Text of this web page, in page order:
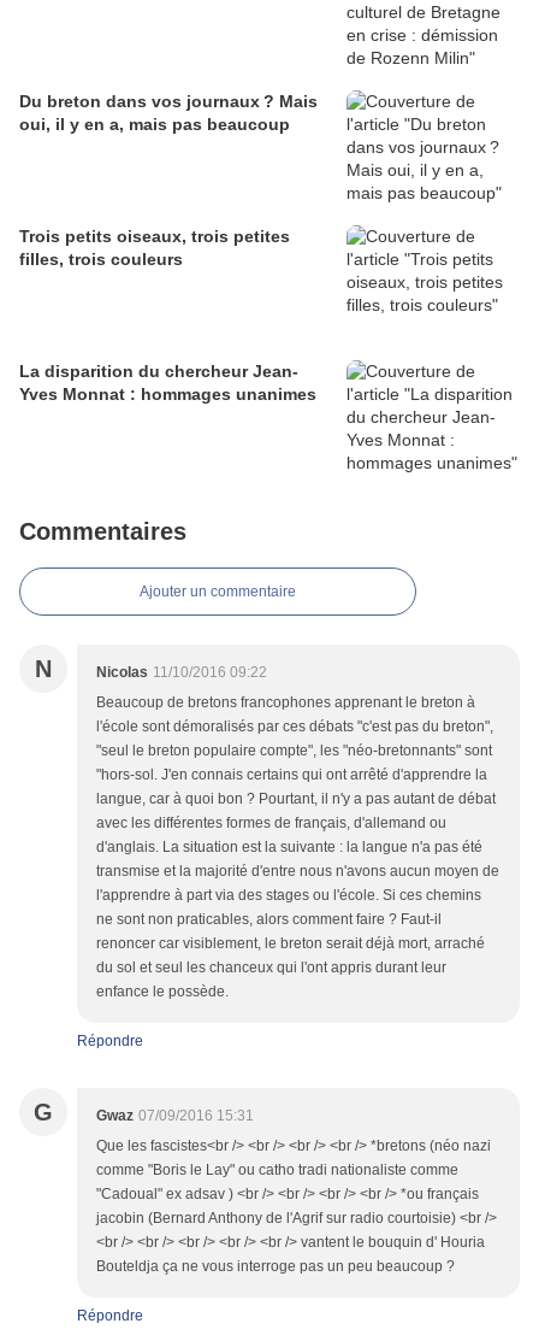
Du breton dans vos journaux ? Mais
oui, il y en a, mais pas beaucoup
Trois petits oiseaux, trois petites
filles, trois couleurs
La disparition du chercheur Jean-
Yves Monnat : hommages unanimes
Commentaires
Ajouter un commentaire
N Nicolas 11/10/2016 09:22
Beaucoup de bretons francophones apprenant le breton à
l'école sont démoralisés par ces débats "c'est pas du breton",
"seul le breton populaire compte", les "néo-bretonnants" sont
"hors-sol. J'en connais certains qui ont arrêté d'apprendre la
langue, car à quoi bon ? Pourtant, il n'y a pas autant de débat
avec les différentes formes de français, d'allemand ou
d'anglais. La situation est la suivante : la langue n'a pas été
transmise et la majorité d'entre nous n'avons aucun moyen de
l'apprendre à part via des stages ou l'école. Si ces chemins
ne sont non praticables, alors comment faire ? Faut-il
renoncer car visiblement, le breton serait déjà mort, arraché
du sol et seul les chanceux qui l'ont appris durant leur
enfance le possède.
Répondre
G Gwaz 07/09/2016 15:31
Que les fascistes<br /> <br /> <br /> <br /> *bretons (néo nazi
comme "Boris le Lay" ou catho tradi nationaliste comme
"Cadoual" ex adsav ) <br /> <br /> <br /> <br /> *ou français
jacobin (Bernard Anthony de l'Agrif sur radio courtoisie) <br />
<br /> <br /> <br /> <br /> <br /> vantent le bouquin d' Houria
Bouteldja ça ne vous interroge pas un peu beaucoup ?
Répondre